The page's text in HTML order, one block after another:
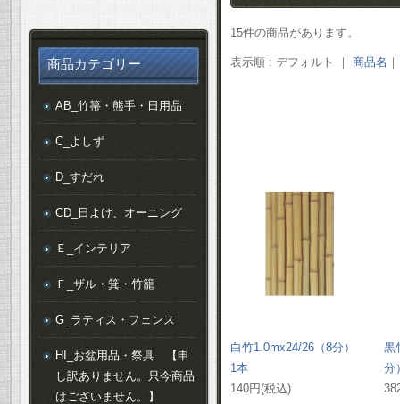
15件の商品があります。
表示順 : デフォルト ｜ 商品名
白竹1.0mx24/26（8分）
1本
140円(税込)
黒
商品カテゴリー
AB_竹箒・熊手・日用品
C_よしず
D_すだれ
CD_日よけ、オーニング
Ｅ_インテリア
Ｆ_ザル・箕・竹籠
G_ラティス・フェンス
HI_お盆用品・祭具 【申
し訳ありません。只今商品
はございません。】